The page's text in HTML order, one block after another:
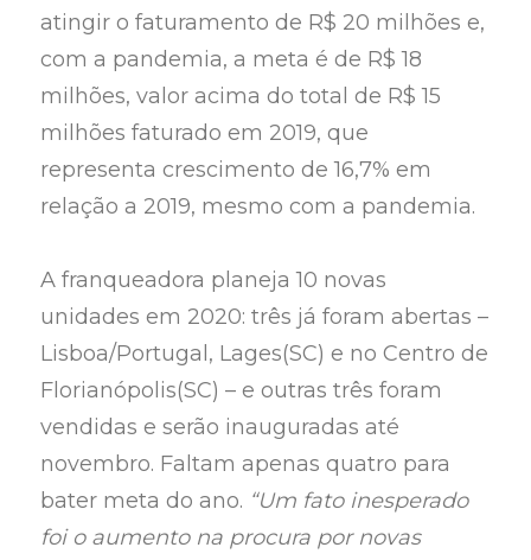
atingir o faturamento de R$ 20 milhões e,
com a pandemia, a meta é de R$ 18
milhões, valor acima do total de R$ 15
milhões faturado em 2019, que
representa crescimento de 16,7% em
relação a 2019, mesmo com a pandemia.
A franqueadora planeja 10 novas
unidades em 2020: três já foram abertas –
Lisboa/Portugal, Lages(SC) e no Centro de
Florianópolis(SC) – e outras três foram
vendidas e serão inauguradas até
novembro. Faltam apenas quatro para
bater meta do ano. “Um fato inesperado
foi o aumento na procura por novas